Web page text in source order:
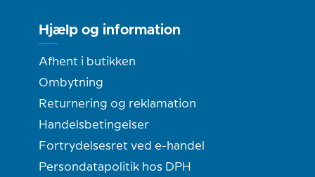
Hjælp og information
Afhent i butikken
Ombytning
Returnering og reklamation
Handelsbetingelser
Fortrydelsesret ved e-handel
Persondatapolitik hos DPH